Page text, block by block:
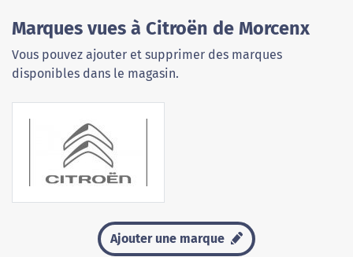
Marques vues à Citroën de Morcenx
Vous pouvez ajouter et supprimer des marques
disponibles dans le magasin.
Ajouter une marque